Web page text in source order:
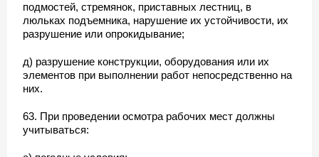
подмостей, стремянок, приставных лестниц, в
люльках подъемника, нарушение их устойчивости, их
разрушение или опрокидывание;
д) разрушение конструкции, оборудования или их
элементов при выполнении работ непосредственно на
них.
63. При проведении осмотра рабочих мест должны
учитываться: